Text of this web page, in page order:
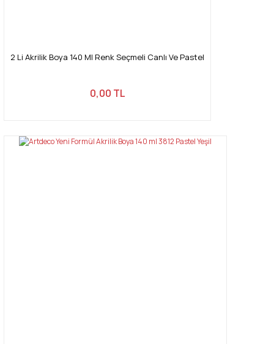
2 Li Akrilik Boya 140 Ml Renk Seçmeli Canlı Ve Pastel
0,00 TL